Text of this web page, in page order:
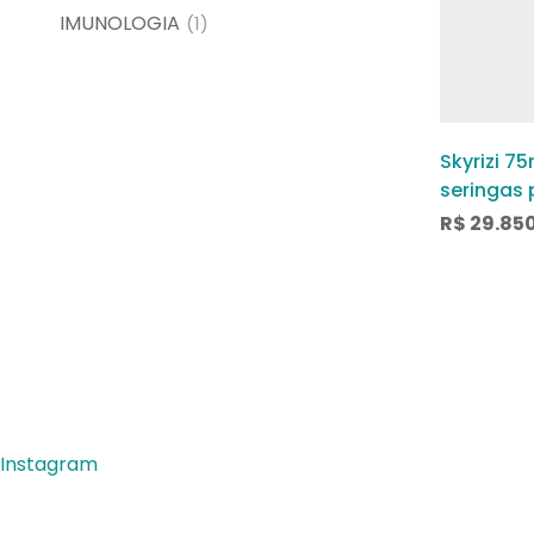
IMUNOLOGIA (1)
Skyrizi
seringas
com
R$
Instagram